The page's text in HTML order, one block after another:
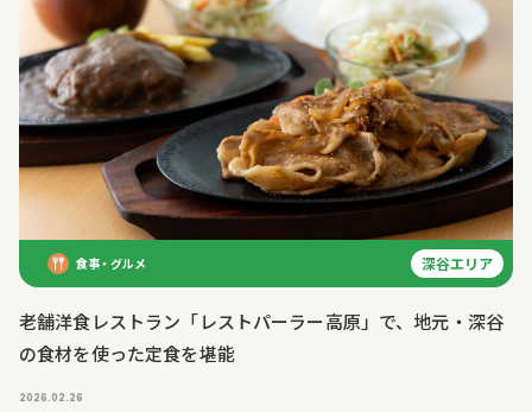
食事・グルメ 深谷エリア
老舗洋食レストラン「レストパーラー高原」で、地元・深谷
の食材を使った定食を堪能
2026.02.26